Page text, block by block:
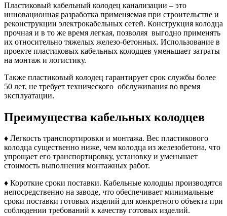
Пластиковый кабельный колодец канализации – это
инновационная разработка применяемая при строительстве и
реконструкции электрокабельных сетей. Конструкция колодца
прочная и в то же время легкая, позволяя выгодно применять
их относительно тяжелых железо-бетонных. Использование в
проекте пластиковых кабельных колодцев уменьшает затраты
на монтаж и логистику.
Также пластиковый колодец гарантирует срок службы более
50 лет, не требует технического обслуживания во время
эксплуатации.
Преимущества кабельных колодцев
♦ Легкость транспортировки и монтажа. Вес пластикового
колодца существенно ниже, чем колодца из железобетона, что
упрощает его транспортировку, установку и уменьшает
стоимость выполнения монтажных работ.
♦ Короткие сроки поставки. Кабельные колодцы производятся
непосредственно на заводе, что обеспечивает минимальные
сроки поставки готовых изделий для конкретного объекта при
соблюдении требований к качеству готовых изделий.